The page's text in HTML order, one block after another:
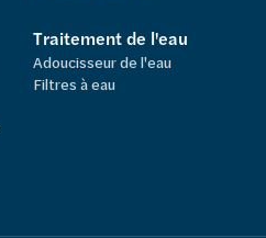
Traitement de l'eau
Adoucisseur de l'eau
Filtres à eau